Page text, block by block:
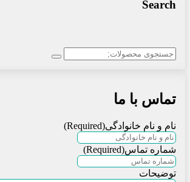
Search
جستجو
تماس با ما
نام و نام خانوادگی(Required)
شماره تماس(Required)
توضیحات